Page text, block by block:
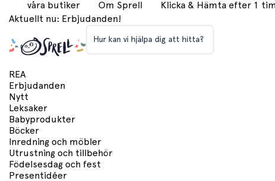
våra butiker Om Sprell Klicka & Hämta efter 1
Aktuellt nu: Erbjudanden!
Hur kan vi hjälpa dig att hitta?
REA
Erbjudanden
Nytt
Leksaker
Babyprodukter
Böcker
Inredning och möbler
Utrustning och tillbehör
Födelsesdag och fest
Presentidéer